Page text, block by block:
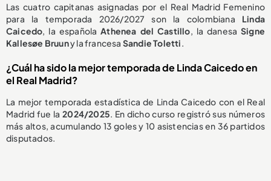
Las cuatro capitanas asignadas por el Real Madrid Femenino
para la temporada 2026/2027 son la colombiana Linda
Caicedo, la españolaAthenea del Castillo, la danesa Signe
Kallesøe Bruuny la francesa Sandie Toletti.
¿Cuál ha sido la mejor temporada de Linda Caicedo en
el Real Madrid?
La mejor temporada estadística de Linda Caicedo con el Real
Madrid fue la2024/2025. En dicho curso registró sus números
más altos, acumulando 13 goles y 10 asistencias en 36 partidos
disputados.